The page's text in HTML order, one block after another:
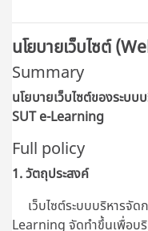
นโยบายเว็บไซต์
Summary
นโยบายเว็บไซต์ของระบบ
SUT e-Learning
Full policy
1. วัตถุประสงค์
เว็บไซต์ระบบบริหารจัด
Learning จัดทำขึ้นเพื่อบ